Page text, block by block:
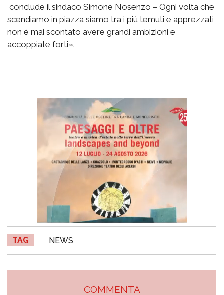
conclude il sindaco Simone Nosenzo – Ogni volta che
scendiamo in piazza siamo tra i più temuti e apprezzati,
non è mai scontato avere grandi ambizioni e
accoppiate forti».
TAG NEWS
COMMENTA